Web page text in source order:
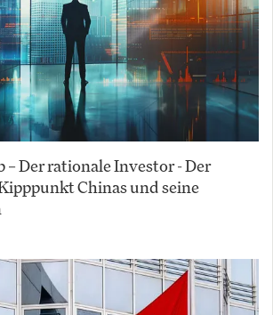
– Der rationale Investor - Der
Chinas und seine